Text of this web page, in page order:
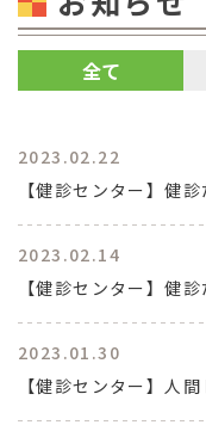
全て
2023.02.22
【健診センター】健
2023.02.14
【健診センター】健
2023.01.30
【健診センター】人